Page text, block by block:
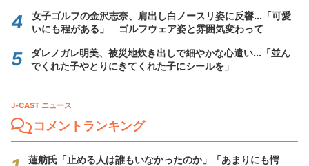
女子ゴルフの金沢志奈、肩出し白ノースリ姿に反響...「可愛
いにも程がある」 ゴルフウェア姿と雰囲気変わって
ダレノガレ明美、被災地炊き出しで細やかな心遣い...「並ん
でくれた子やとりにきてくれた子にシールを」
J-CAST ニュース
コメントランキング
蓮舫氏「止める人は誰もいなかったのか」「あまりにも愕